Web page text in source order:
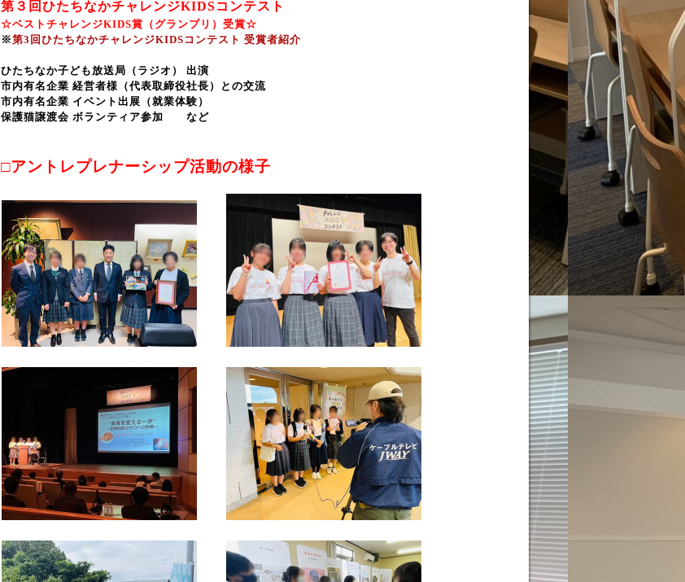
第３回ひたちなかチャレンジKIDSコンテスト
☆ベストチャレンジKIDS賞（グランプリ）受賞☆
※第3回ひたちなかチャレンジKIDSコンテスト 受賞者紹介
ひたちなか子ども放送局（ラジオ） 出演
市内有名企業 経営者様（代表取締役社長）との交流
市内有名企業 イベント出展（就業体験）
保護猫譲渡会 ボランティア参加 など
□アントレプレナーシップ活動の様子